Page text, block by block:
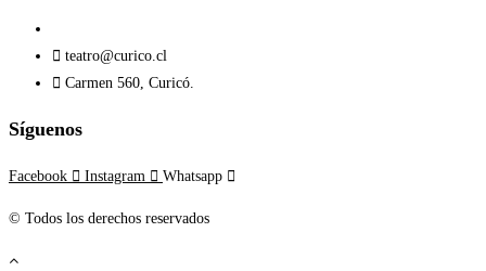
teatro@curico.cl
Carmen 560, Curicó.
Síguenos
Facebook Instagram Whatsapp
© Todos los derechos reservados